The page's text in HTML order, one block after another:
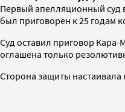
Первый апелляционный суд
был приговорен к 25 годам
Суд оставил приговор
оглашена только
Сторона защиты